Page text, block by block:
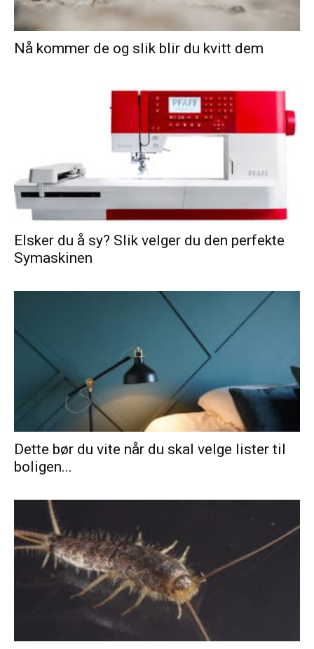
Nå kommer de og slik blir du kvitt dem
Elsker du å sy? Slik velger du den perfekte
Symaskinen
Dette bør du vite når du skal velge lister til
boligen...